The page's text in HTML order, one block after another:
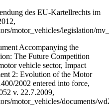
des EU-Kartellrechts im
motor_vehicles/legislation/
Accompanying the
The Future Competition
vehicle sector, Impact
2: Evolution of the Motor
2002 entered into force,
v. 22.7.2009,
motor_vehicles/documents/